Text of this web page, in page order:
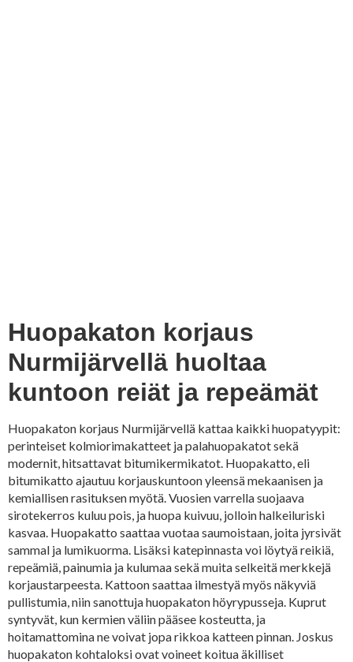
Huopakaton korjaus
Nurmijärvellä huoltaa
kuntoon reiät ja repeämät
Huopakaton korjaus Nurmijärvellä kattaa kaikki huopatyypit:
perinteiset kolmiorimakatteet ja palahuopakatot sekä
modernit, hitsattavat bitumikermikatot. Huopakatto, eli
bitumikatto ajautuu korjauskuntoon yleensä mekaanisen ja
kemiallisen rasituksen myötä. Vuosien varrella suojaava
sirotekerros kuluu pois, ja huopa kuivuu, jolloin halkeiluriski
kasvaa. Huopakatto saattaa vuotaa saumoistaan, joita jyrsivät
sammal ja lumikuorma. Lisäksi katepinnasta voi löytyä reikiä,
repeämiä, painumia ja kulumaa sekä muita selkeitä merkkejä
korjaustarpeesta. Kattoon saattaa ilmestyä myös näkyviä
pullistumia, niin sanottuja huopakaton höyrypusseja. Kuprut
syntyvät, kun kermien väliin pääsee kosteutta, ja
hoitamattomina ne voivat jopa rikkoa katteen pinnan. Joskus
huopakaton kohtaloksi ovat voineet koitua äkilliset